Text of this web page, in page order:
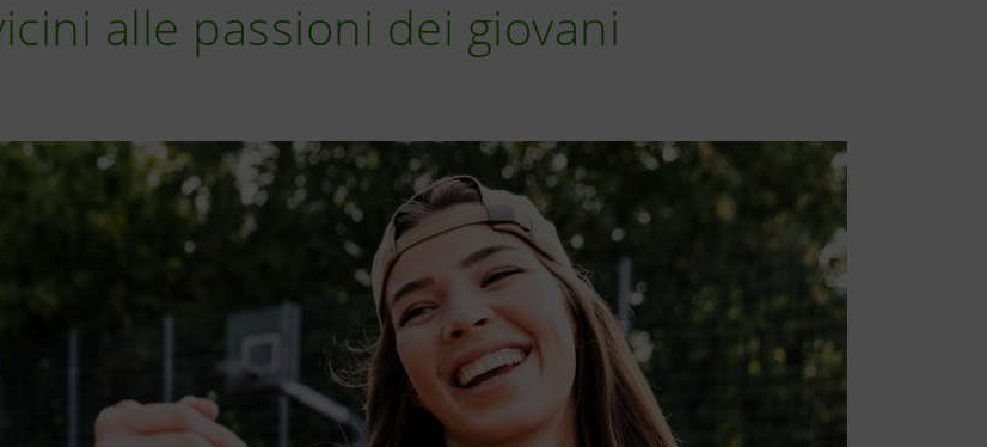
alle passioni dei giovani